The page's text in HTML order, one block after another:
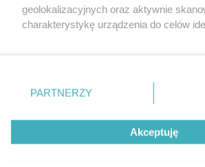
© 2026 Grupa ZPR Media
geolokalizacyjnych oraz aktywnie
charakterystykę urządzenia do celów
zmienić/wycofać klikając przycisk
znajdujący się w lewym dolnym rogu
rodzaje przetwarzania danych nie
użytkownika, ale masz prawo
przetwarzaniu. Preferencje będą miały
PARTNERZY
Akceptuję